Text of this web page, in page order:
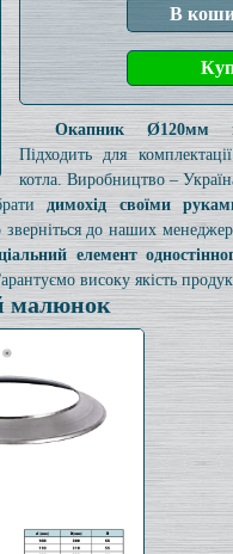
Окапник Ø120мм
Підходить для
котла. Виробництво –
димохід своїми
зверніться до наших
елемент
високу якість
малюнок